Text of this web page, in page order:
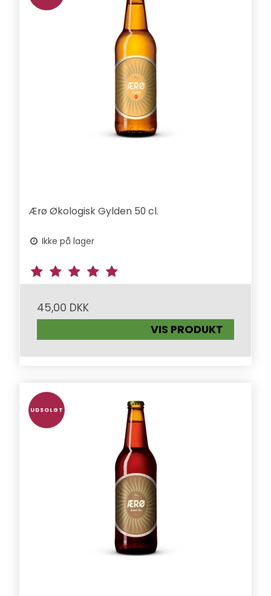
Ærø Økologisk Gylden 50 cl.
Ikke på lager
45,00 DKK
VIS PRODUKT
UDSOLGT